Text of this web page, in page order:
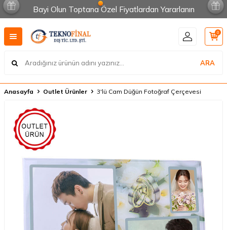
Bayi Olun Toptana Özel Fiyatlardan Yararlanın
ARA
0
Anasayfa Outlet Ürünler 3'lü Cam Düğün Fotoğraf Çerçevesi